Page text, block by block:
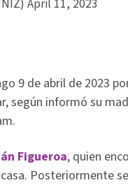
April 11, 2023
9 de abril de 2023
según informó su
Figueroa, quien
Posteriormente